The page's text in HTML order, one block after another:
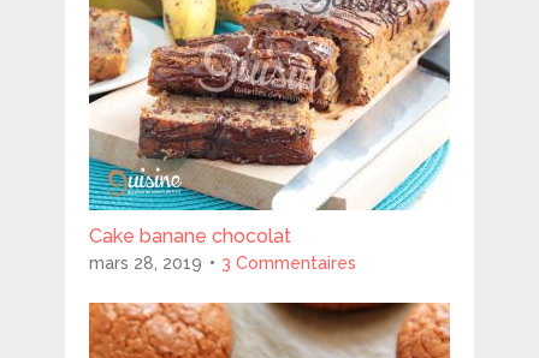
Cake banane chocolat
mars 28, 2019 3 Commentaires